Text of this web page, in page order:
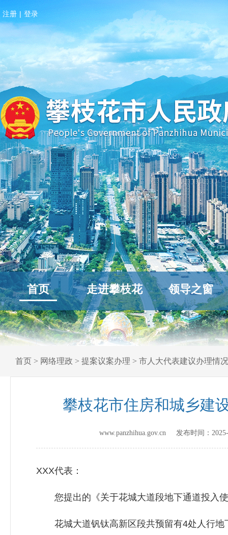
注册 | 登录
首页 走进攀枝花 领导之窗
首页 > 网络理政 > 提案议案办理 > 市人大代表建议办理情况
攀枝花市住房和城乡建
www.panzhihua.gov.cn 发布时间：
XXX代表：
您提出的《关于花城大道段地下通道投入使
花城大道钒钛高新区段共预留有4处人行地